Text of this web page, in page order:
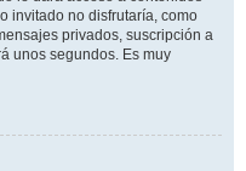
invitado no disfrutaría, como
privados, suscripción a
unos segundos. Es muy